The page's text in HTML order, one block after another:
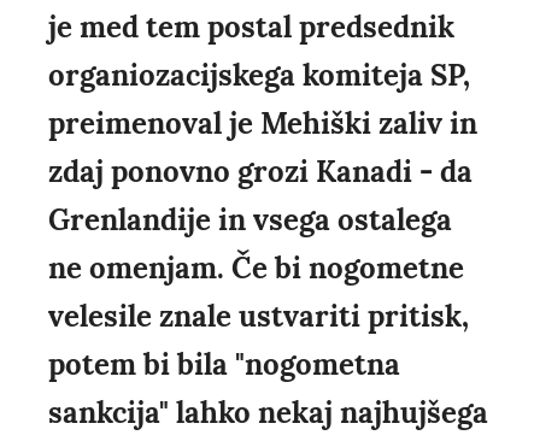
je med tem postal predsednik
organiozacijskega komiteja SP,
preimenoval je Mehiški zaliv in
zdaj ponovno grozi Kanadi - da
Grenlandije in vsega ostalega
ne omenjam. Če bi nogometne
velesile znale ustvariti pritisk,
potem bi bila "nogometna
sankcija" lahko nekaj najhujšega